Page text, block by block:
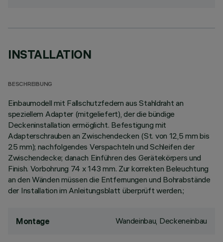
INSTALLATION
BESCHREIBUNG
Einbaumodell mit Fallschutzfedern aus Stahldraht an
speziellem Adapter (mitgeliefert), der die bündige
Deckeninstallation ermöglicht. Befestigung mit
Adapterschrauben an Zwischendecken (St. von 12,5 mm bis
25 mm); nachfolgendes Verspachteln und Schleifen der
Zwischendecke; danach Einführen des Gerätekörpers und
Finish. Vorbohrung 74 x 143 mm. Zur korrekten Beleuchtung
an den Wänden müssen die Entfernungen und Bohrabstände
der Installation im Anleitungsblatt überprüft werden.;
Montage Wandeinbau, Deckeneinbau